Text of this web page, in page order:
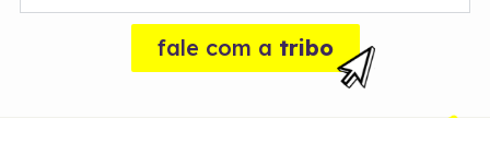
fale com a tribo